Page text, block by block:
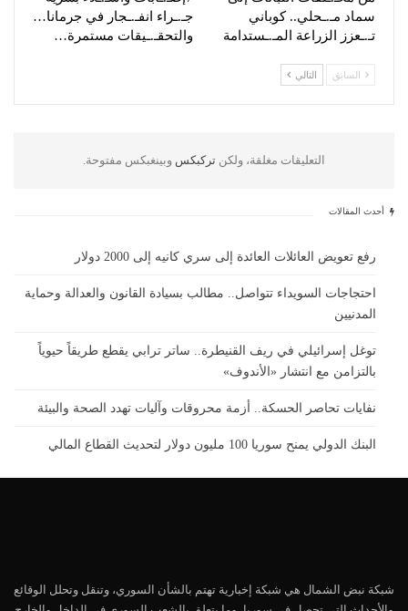
سماد مـ.ـحلي.. كوباني
تـ.ـعزز الزراعة المـ.ـستدامة
جـ.ـراء انفـ.ـجار في جرمانا…
والتحقـ.ـيقات مستمرة…
السابق التالي
التعليقات مغلقة، ولكن تركبكس وبينغبكس مفتوحة.
أحدث المقالات
رفع تعويض العائلات العائدة إلى سري كانيه إلى 2000 دولار
احتجاجات السويداء تتواصل.. مطالب بسيادة القانون والعدالة وحماية
المدنيين
توغل إسرائيلي في ريف القنيطرة.. ساتر ترابي يقطع طريقاً حيوياً
بالتزامن مع انتشار «الأندوف»
نفايات تحاصر الحسكة.. أزمة محروقات وآليات تهدد الصحة والبيئة
البنك الدولي يمنح سوريا 100 مليون دولار لتحديث القطاع المالي
شبكة نبض الشمال هي شبكة إخبارية تهتم بالشأن السوري، وتنقل وتحلل الوقائع